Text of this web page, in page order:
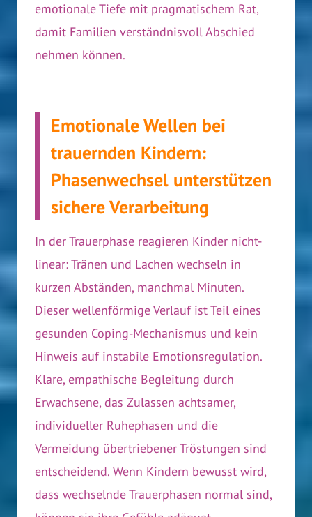
emotionale Tiefe mit pragmatischem Rat,
damit Familien verständnisvoll Abschied
nehmen können.
Emotionale Wellen bei
trauernden Kindern:
Phasenwechsel unterstützen
sichere Verarbeitung
In der Trauerphase reagieren Kinder nicht-
linear: Tränen und Lachen wechseln in
kurzen Abständen, manchmal Minuten.
Dieser wellenförmige Verlauf ist Teil eines
gesunden Coping-Mechanismus und kein
Hinweis auf instabile Emotionsregulation.
Klare, empathische Begleitung durch
Erwachsene, das Zulassen achtsamer,
individueller Ruhephasen und die
Vermeidung übertriebener Tröstungen sind
entscheidend. Wenn Kindern bewusst wird,
dass wechselnde Trauerphasen normal sind,